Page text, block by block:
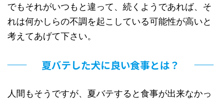
でもそれがいつもと違って、続くようであれば、そ
れは何かしらの不調を起こしている可能性が高いと
考えてあげて下さい。
夏バテした犬に良い食事とは？
人間もそうですが、夏バテすると食事が出来なかっ